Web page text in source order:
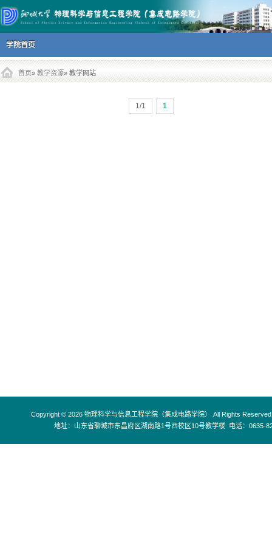
主菜单
跳到内容部分
学院首页
首页» 教学资源» 教学网站
1/1 1
Copyright © 2026 物理科学与信息工程学院（集成电路学院）
All Rights
地址： 山东省聊城市东昌府区湖南路1号西校区10号教学楼 电话： 0635-